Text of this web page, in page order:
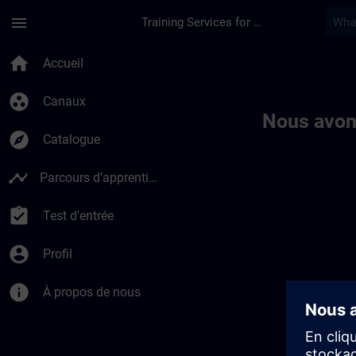
menu Training Services for Digital Industries
home Accueil
group_work Canaux
explore Catalogue
timeline Parcours d’apprentissage
assignment_turned_in Test d'entrée
account_circle Profil
info À propos de nous
Nous